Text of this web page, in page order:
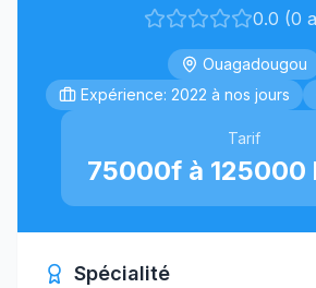
0.0 (0
Ouagadougou
Expérience: 2022 à nos jours
Tarif
75000f à 125000
Spécialité